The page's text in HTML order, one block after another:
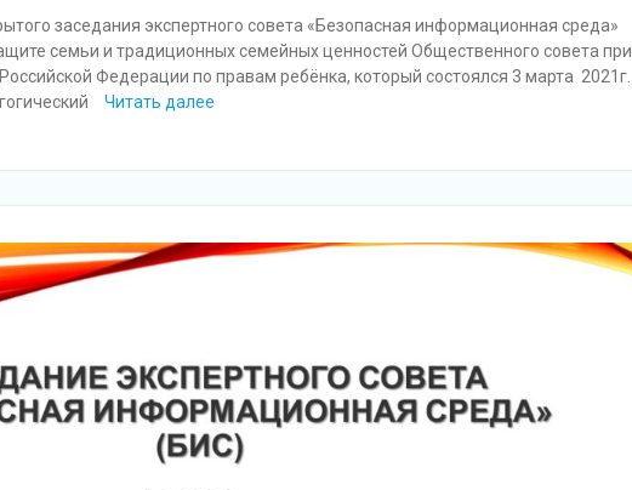
заседания экспертного совета «Безопасная информационная среда»
семьи и традиционных семейных ценностей Общественного совета при
Федерации по правам ребёнка, который состоялся 3 марта 2021г.
Читать далее